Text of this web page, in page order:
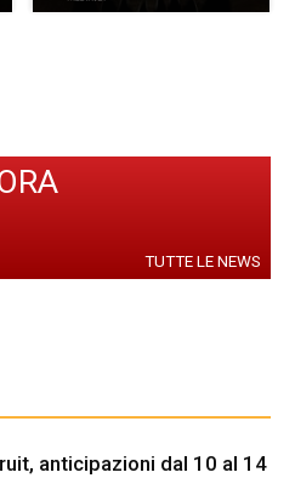
TUTTE LE NEWS
anticipazioni dal 10 al 14